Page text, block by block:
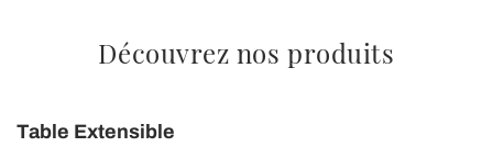
Découvrez nos produits
Table Extensible